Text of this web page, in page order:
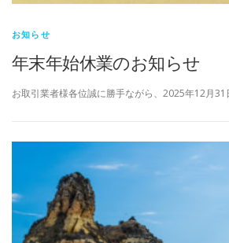
お知らせ
年末年始休業のお知らせ
お取引業者様各位誠に勝手ながら、2025年12月